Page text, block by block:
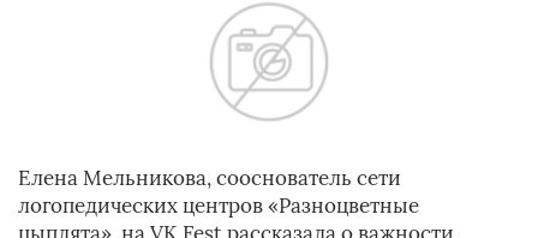
Елена Мельникова, сооснователь сети
логопедических центров «Разноцветные